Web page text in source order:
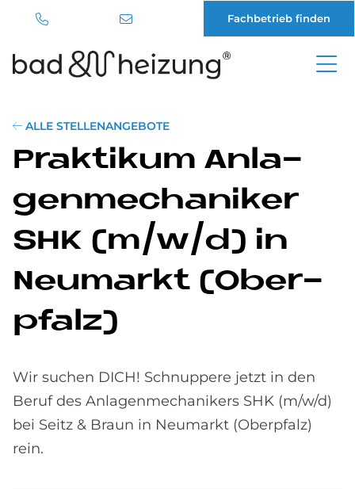
Inhalt
Fachbetrieb finden
ALLE STELLENANGEBOTE
Prak­ti­kum An­la­
gen­me­cha­ni­ker
SHK (m/w/d) in
Neu­mar­kt (Ober­
pfalz)
Wir suchen DICH! Schnuppere jetzt in den
Beruf des Anlagenmechanikers SHK (m/w/d)
bei Seitz & Braun in Neumarkt (Oberpfalz)
rein.